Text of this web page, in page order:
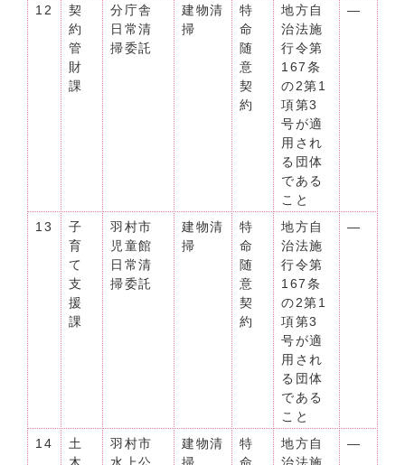
12
契
約
管
財
課
分庁舎
日常清
掃委託
建物清
掃
特
命
随
意
契
約
地方自
治法施
行令第
167条
の2第1
項第3
号が適
用され
る団体
である
こと
―
13
子
育
て
支
援
課
羽村市
児童館
日常清
掃委託
建物清
掃
特
命
随
意
契
約
地方自
治法施
行令第
167条
の2第1
項第3
号が適
用され
る団体
である
こと
―
14
土
羽村市
建物清
特
地方自
―